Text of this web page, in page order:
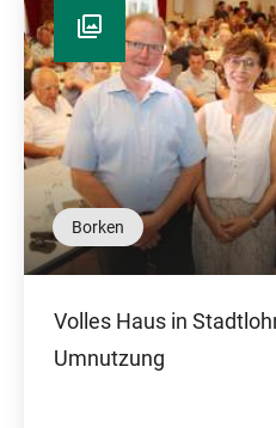
Borken
Volles Haus in
Umnutzung